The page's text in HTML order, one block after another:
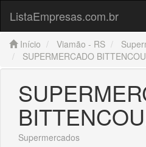
ListaEmpresas.com.br
Início Viamão - RS
SUPERMERCADO
Supermercados